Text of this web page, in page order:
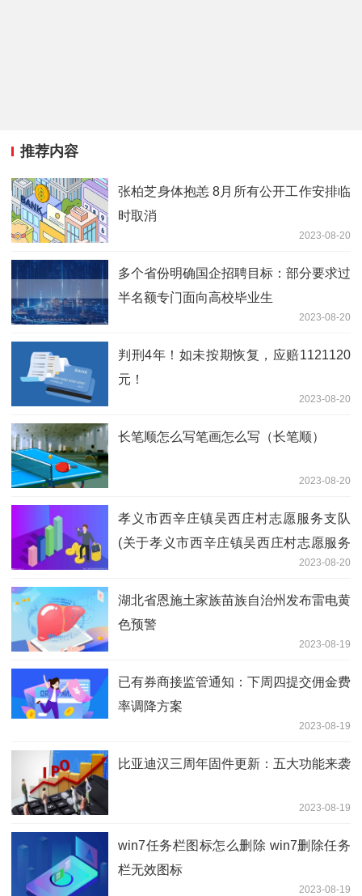
推荐内容
张柏芝身体抱恙 8月所有公开工作安排临
时取消
2023-08-20
多个省份明确国企招聘目标：部分要求过
半名额专门面向高校毕业生
2023-08-20
判刑4年！如未按期恢复，应赔1121120
元！
2023-08-20
长笔顺怎么写笔画怎么写（长笔顺）
2023-08-20
孝义市西辛庄镇吴西庄村志愿服务支队
(关于孝义市西辛庄镇吴西庄村志愿服务
2023-08-20
湖北省恩施土家族苗族自治州发布雷电黄
色预警
2023-08-19
已有券商接监管通知：下周四提交佣金费
率调降方案
2023-08-19
比亚迪汉三周年固件更新：五大功能来袭
2023-08-19
win7任务栏图标怎么删除 win7删除任务
栏无效图标
2023-08-19